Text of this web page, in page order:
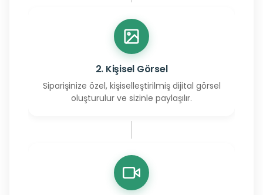
2. Kişisel Görsel
Siparişinize özel, kişiselleştirilmiş dijital görsel
oluşturulur ve sizinle paylaşılır.